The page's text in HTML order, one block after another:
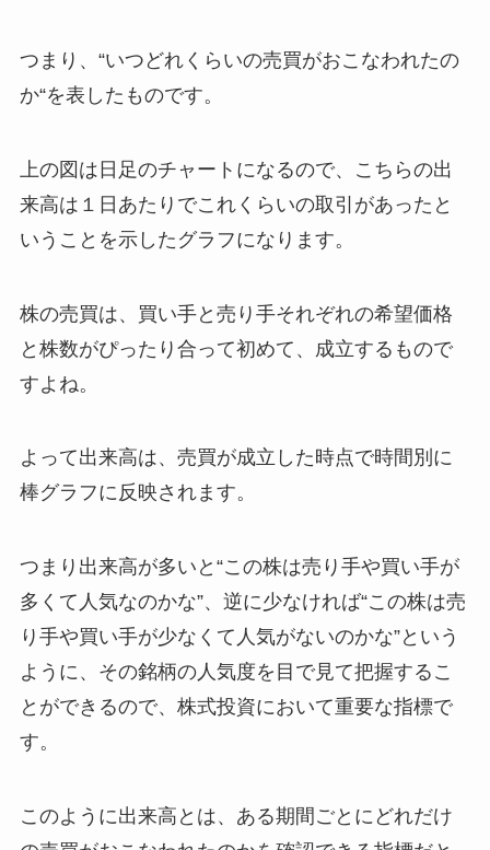
つまり、“いつどれくらいの売買がおこなわれたの
か“を表したものです。
上の図は日足のチャートになるので、こちらの出
来高は１日あたりでこれくらいの取引があったと
いうことを示したグラフになります。
株の売買は、買い手と売り手それぞれの希望価格
と株数がぴったり合って初めて、成立するもので
すよね。
よって出来高は、売買が成立した時点で時間別に
棒グラフに反映されます。
つまり出来高が多いと“この株は売り手や買い手が
多くて人気なのかな”、逆に少なければ“この株は売
り手や買い手が少なくて人気がないのかな”という
ように、その銘柄の人気度を目で見て把握するこ
とができるので、株式投資において重要な指標で
す。
このように出来高とは、ある期間ごとにどれだけ